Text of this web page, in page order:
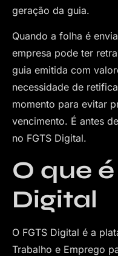
geração da guia.
Quando a folha é
empresa pode ter
guia emitida com
necessidade de
momento para evitar
vencimento. É antes
no FGTS Digital.
O que
Digital
O FGTS Digital é a
Trabalho e Emprego